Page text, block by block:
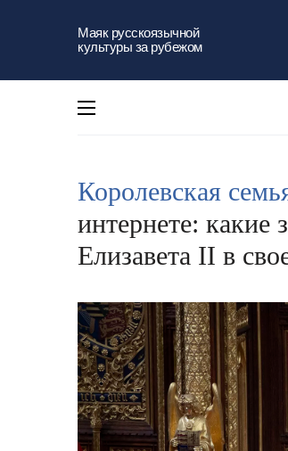
Маяк русскоязычной
культуры за рубежом
Королевская
интернете: какие
Елизавета II в